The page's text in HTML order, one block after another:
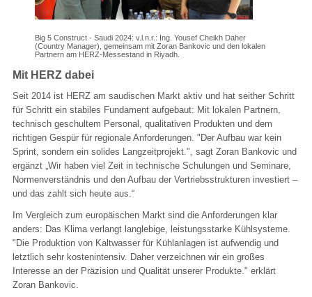
Big 5 Construct - Saudi 2024: v.l.n.r.: Ing. Yousef Cheikh Daher
(Country Manager), gemeinsam mit Zoran Bankovic und den lokalen
Partnern am HERZ-Messestand in Riyadh.
Mit HERZ dabei
Seit 2014 ist HERZ am saudischen Markt aktiv und hat seither Schritt
für Schritt ein stabiles Fundament aufgebaut: Mit lokalen Partnern,
technisch geschultem Personal, qualitativen Produkten und dem
richtigen Gespür für regionale Anforderungen. "Der Aufbau war kein
Sprint, sondern ein solides Langzeitprojekt.", sagt Zoran Bankovic und
ergänzt „Wir haben viel Zeit in technische Schulungen und Seminare,
Normenverständnis und den Aufbau der Vertriebsstrukturen investiert –
und das zahlt sich heute aus.“
Im Vergleich zum europäischen Markt sind die Anforderungen klar
anders: Das Klima verlangt langlebige, leistungsstarke Kühlsysteme.
"Die Produktion von Kaltwasser für Kühlanlagen ist aufwendig und
letztlich sehr kostenintensiv. Daher verzeichnen wir ein großes
Interesse an der Präzision und Qualität unserer Produkte." erklärt
Zoran Bankovic.